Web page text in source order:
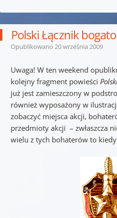
Polski Łącznik
Opublikowano 20 września 2009
Uwaga! W ten weekend
kolejny fragment powieści
już jest zamieszczony w
również wyposażony w
zobaczyć miejsca akcji,
przedmioty akcji – zwłaszcza
wielu z tych bohaterów to